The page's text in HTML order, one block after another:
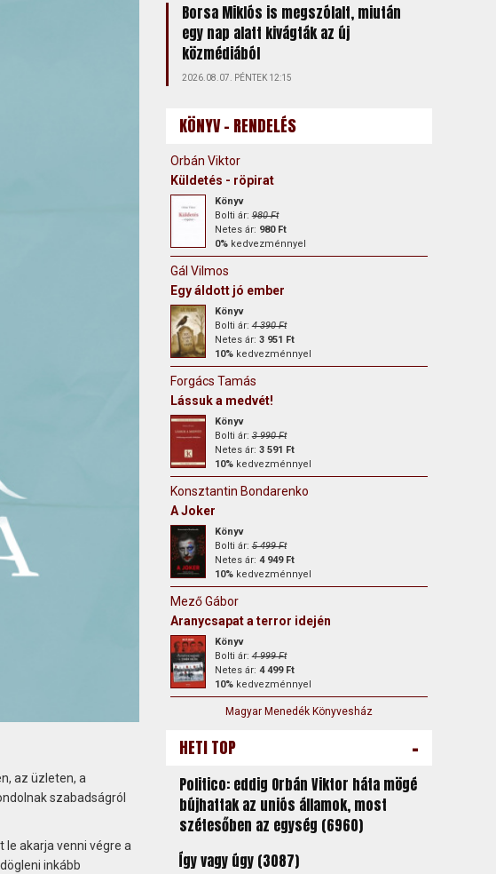
az üzleten, a
szabadságról
le akarja venni végre a
inkább
Borsa Miklós is megszólalt, miután
egy nap alatt kivágták az új
közmédiából
2026.08.07. PÉNTEK 12:15
KÖNYV - RENDELÉS
Orbán Viktor
Küldetés - röpirat
Könyv
Bolti ár:980 Ft
Netes ár: 980 Ft
0%kedvezménnyel
Gál Vilmos
Egy áldott jó ember
Könyv
Bolti ár:4 390 Ft
Netes ár: 3 951 Ft
10%kedvezménnyel
Forgács Tamás
Lássuk a medvét!
Könyv
Bolti ár:3 990 Ft
Netes ár: 3 591 Ft
10%kedvezménnyel
Konsztantin Bondarenko
A Joker
Könyv
Bolti ár:5 499 Ft
Netes ár: 4 949 Ft
10%kedvezménnyel
Mező Gábor
Aranycsapat a terror idején
Könyv
Bolti ár:4 999 Ft
Netes ár: 4 499 Ft
10%kedvezménnyel
Magyar Menedék Könyvesház
HETI TOP -
Politico: eddig Orbán Viktor háta mögé
bújhattak az uniós államok, most
szétesőben az egység (6960)
Így vagy úgy (3087)